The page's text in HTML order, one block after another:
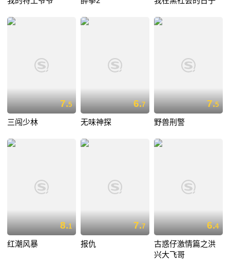
7.5
三闯少林
6.7
无味神探
7.5
野兽刑警
8.1
红潮风暴
7.7
报仇
6.4
古惑仔激情篇之洪
兴大飞哥